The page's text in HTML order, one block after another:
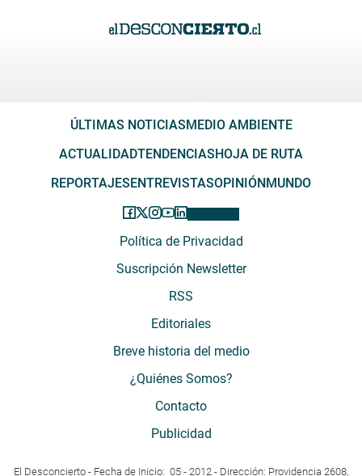
ÚLTIMAS NOTICIASMEDIO AMBIENTE
ACTUALIDADTENDENCIASHOJA DE RUTA
REPORTAJESENTREVISTASOPINIÓNMUNDO
Política de Privacidad
Suscripción Newsletter
RSS
Editoriales
Breve historia del medio
¿Quiénes Somos?
Contacto
Publicidad
El Desconcierto - Fecha de Inicio: 05 - 2012 - Dirección: Providencia 2608,